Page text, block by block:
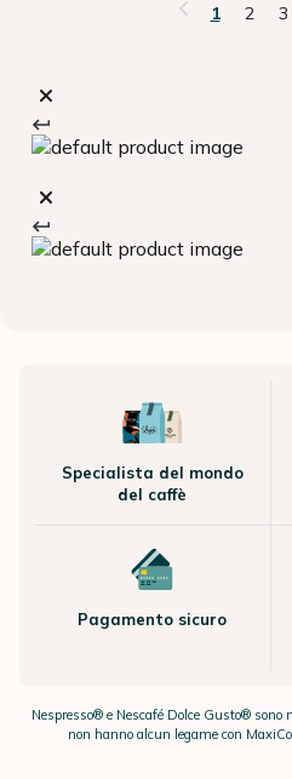
1 2 3
Specialista del mondo
del caffè
Pagamento sicuro
Nespresso® e Nescafé Dolce Gusto®
non hanno alcun legame con